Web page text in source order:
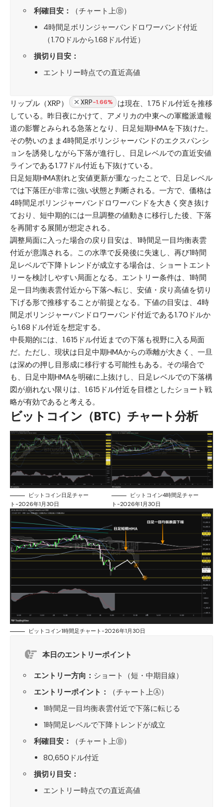
利確目安：
（チャート上Ⓑ）
4時間足ボリンジャーバンドロワーバンド付近
（1.70ドルから1.68ドル付近）
損切り目安：
エントリー時点での直近高値
リップル（XRP） XRP-1.66%
は現在、1.75ドル付近を推移
している。昨日夜にかけて、アメリカの中東への軍艦派遣報
道の影響とみられる急落となり、日足短期HMAを下抜けた。
その勢いのまま4時間足ボリンジャーバンドのエクスパンシ
ョンを誘発しながら下落が進行し、日足レベルでの直近安値
ラインである1.77ドル付近も下抜けている。
日足短期HMA割れと安値更新が重なったことで、日足レベル
では下落圧が非常に強い状態と判断される。一方で、価格は
4時間足ボリンジャーバンドロワーバンドを大きく突き抜け
ており、短中期的には一旦調整の値動きに移行した後、下落
を再開する展開が想定される。
調整局面に入った場合の戻り目安は、1時間足一目均衡表雲
付近が意識される。この水準で反発後に失速し、再び1時間
足レベルで下降トレンドが成立する場合は、ショートエント
リーを検討しやすい局面となる。エントリー条件は、1時間
足一目均衡表雲付近から下落へ転じ、安値・戻り高値を切り
下げる形で推移することが前提となる。下値の目安は、4時
間足ボリンジャーバンドロワーバンド付近である1.70ドルか
ら1.68ドル付近を想定する。
中長期的には、1.615ドル付近までの下落も視野に入る局面
だ。ただし、現状は日足中期HMAからの乖離が大きく、一旦
は深めの押し目形成に移行する可能性もある。その場合で
も、日足中期HMAを明確に上抜けし、日足レベルでの下落構
図が崩れない限りは、1.615ドル付近を目標としたショート戦
略が有効であると考える。
ビットコイン（BTC）チャート分析
ビットコイン日足チャー
ト-2026年1月30日
ビットコイン4時間足チャー
ト-2026年1月30日
ビットコイン1時間足チャート-2026年1月30日
本日のエントリーポイント
エントリー方向： ショート（短・中期目線）
エントリーポイント：
（チャート上Ⓐ）
1時間足一目均衡表雲付近で下落に転じる
1時間足レベルで下降トレンドが成立
利確目安：
（チャート上Ⓑ）
80,650ドル付近
損切り目安：
エントリー時点での直近高値